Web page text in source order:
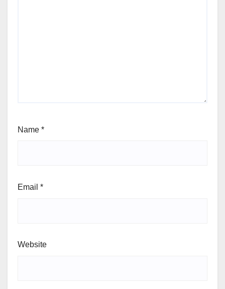
Name *
Email *
Website